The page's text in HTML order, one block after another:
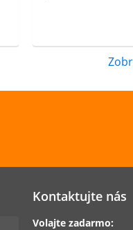
Kontaktujte nás
Volajte zadarmo: